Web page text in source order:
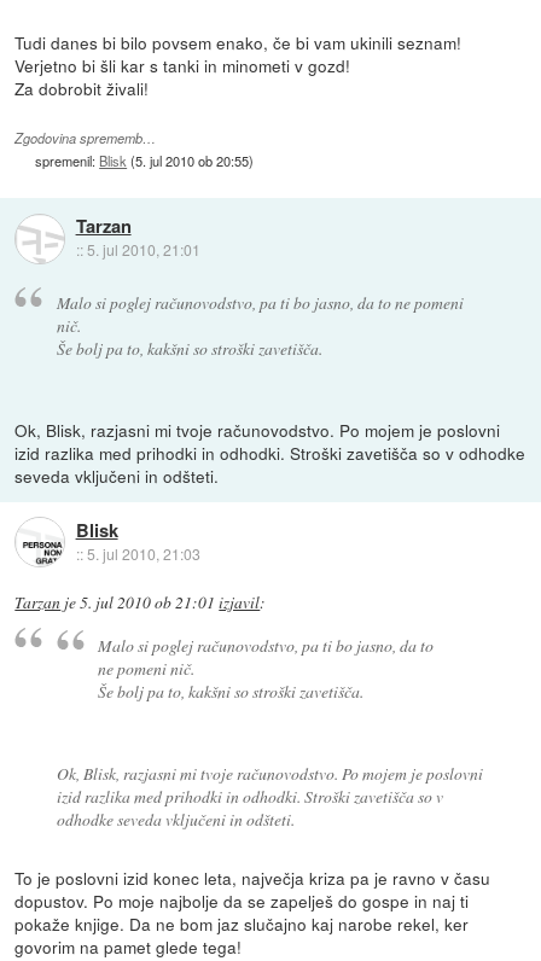
Tudi danes bi bilo povsem enako, če bi vam ukinili seznam!
Verjetno bi šli kar s tanki in minometi v gozd!
Za dobrobit živali!
Zgodovina sprememb…
spremenil: Blisk(5. jul 2010 ob 20:55)
Tarzan
:: 5. jul 2010, 21:01
Malo si poglej računovodstvo, pa ti bo jasno, da to ne pomeni
nič.
Še bolj pa to, kakšni so stroški zavetišča.
Ok, Blisk, razjasni mi tvoje računovodstvo. Po mojem je poslovni
izid razlika med prihodki in odhodki. Stroški zavetišča so v odhodke
seveda vključeni in odšteti.
Blisk
::5. jul 2010, 21:03
Tarzan je5. jul 2010 ob 21:01 izjavil:
Malo si poglej računovodstvo, pa ti bo jasno, da to
ne pomeni nič.
Še bolj pa to, kakšni so stroški zavetišča.
Ok, Blisk, razjasni mi tvoje računovodstvo. Po mojem je poslovni
izid razlika med prihodki in odhodki. Stroški zavetišča so v
odhodke seveda vključeni in odšteti.
To je poslovni izid konec leta, največja kriza pa je ravno v času
dopustov. Po moje najbolje da se zapelješ do gospe in naj ti
pokaže knjige. Da ne bom jaz slučajno kaj narobe rekel, ker
govorim na pamet glede tega!